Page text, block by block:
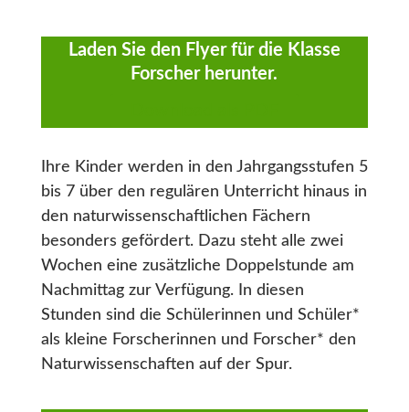
Laden Sie den Flyer für die Klasse
Forscher herunter.
Ihre Kinder werden in den Jahrgangsstufen 5
bis 7 über den regulären Unterricht hinaus in
den naturwissenschaftlichen Fächern
besonders gefördert. Dazu steht alle zwei
Wochen eine zusätzliche Doppelstunde am
Nachmittag zur Verfügung. In diesen
Stunden sind die Schülerinnen und Schüler*
als kleine Forscherinnen und Forscher* den
Naturwissenschaften auf der Spur.